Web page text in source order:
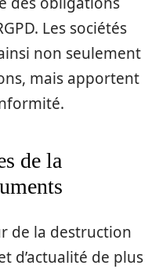
Les sociétés
non seulement
mais apportent
de la
de la destruction
d’actualité de plus